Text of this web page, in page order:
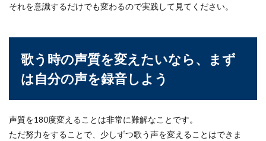
ペンの持ち方が悪いと痛い原因に？正
痛い…、またとてつもなく力を入れてペンを握っ
てしまってい...
一人暮らし必見！エアコン暖房の設定
温度と電気代節約方法
それを意識するだけでも変わるので実践して見てください。
歌う時の声質を変えたいなら、まず
は自分の声を録音しよう
声質を180度変えることは非常に難解なことです。
ただ努力をすることで、少しずつ歌う声を変えることはできま